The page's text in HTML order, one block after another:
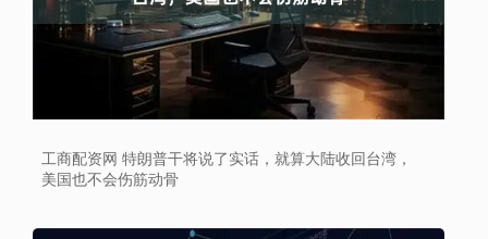
工商配资网 特朗普干将说了实话，就算大陆收回台湾，
美国也不会伤筋动骨